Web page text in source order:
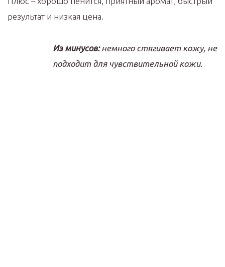
результат и низкая цена.
Из минусов: немного стягивает кожу, не
подходит для чувствительной кожи.